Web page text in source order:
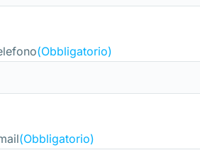
(Obbligatorio)
(Obbligatorio)